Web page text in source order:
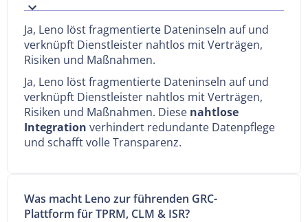
Ja, Leno löst fragmentierte Dateninseln auf und
verknüpft Dienstleister nahtlos mit Verträgen,
Risiken und Maßnahmen.
Ja, Leno löst fragmentierte Dateninseln auf und
verknüpft Dienstleister nahtlos mit Verträgen,
Risiken und Maßnahmen. Diese nahtlose
Integration verhindert redundante Datenpflege
und schafft volle Transparenz.
Was macht Leno zur führenden GRC-
Plattform für TPRM, CLM & ISR?